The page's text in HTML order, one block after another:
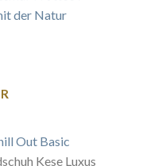
der Natur
Out Basic
Kese Luxus